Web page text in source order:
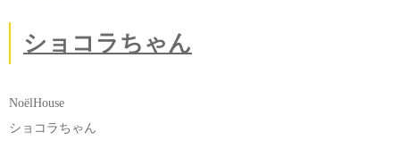
ショコラちゃん
NoëlHouse
ショコラちゃん